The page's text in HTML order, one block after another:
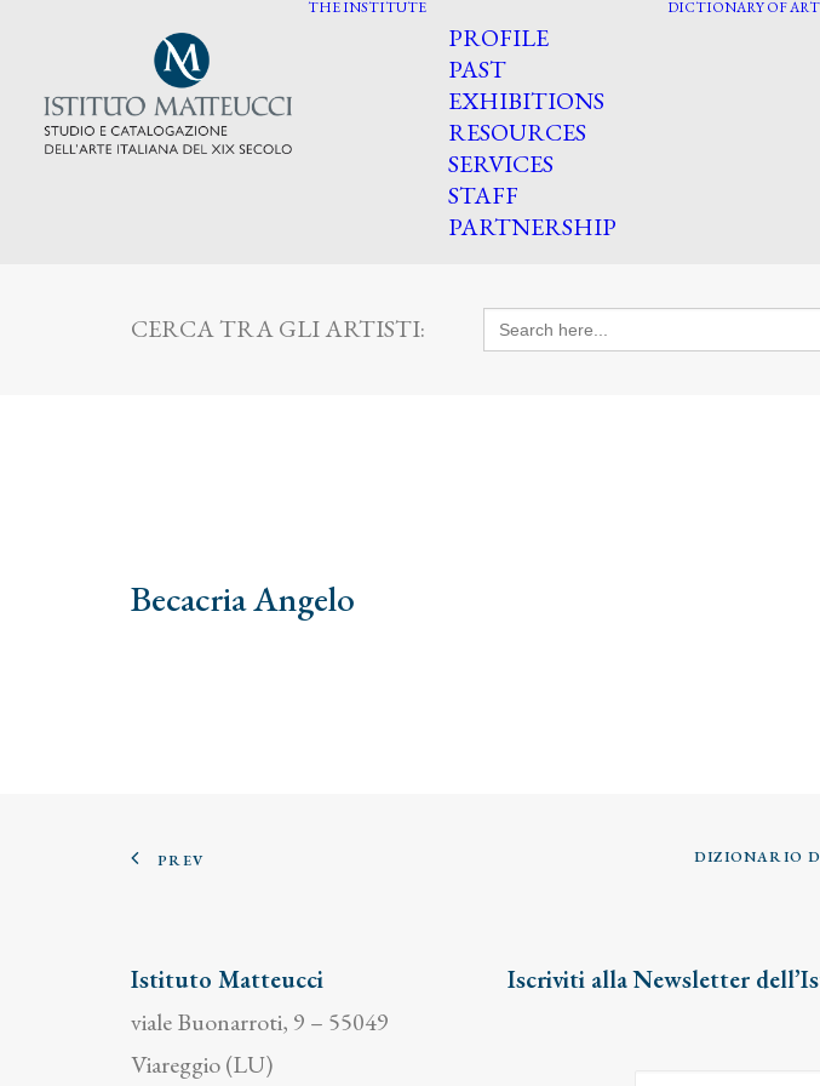
THE INSTITUTE
PROFILE
PAST
EXHIBITIONS
RESOURCES
SERVICES
STAFF
PARTNERSHIP
DICTIONARY OF
CERCA TRA GLI ARTISTI: Search
for:
Becacria Angelo
PREV DIZIONARIO
Istituto Matteucci
viale Buonarroti, 9 – 55049
Viareggio (LU)
Iscriviti alla Newsletter